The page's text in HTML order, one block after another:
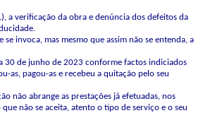
a verificação da obra e denúncia dos defeitos da
se invoca, mas mesmo que assim não se entenda, a
30 de junho de 2023 conforme factos indiciados
as, pagou-as e recebeu a quitação pelo seu
não abrange as prestações já efetuadas, nos
não se aceita, atento o tipo de serviço e o seu